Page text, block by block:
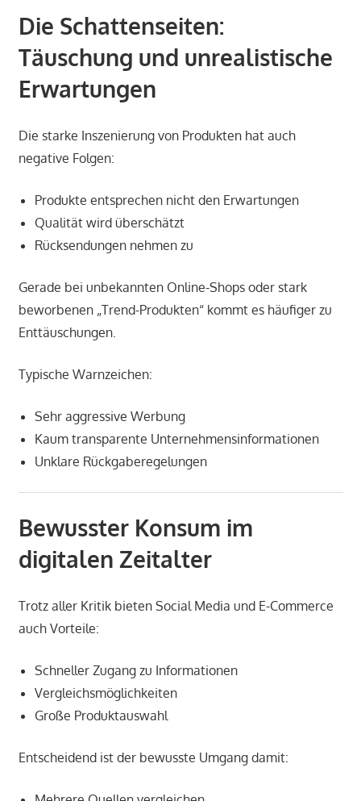
Die Schattenseiten:
Täuschung und unrealistische
Erwartungen
Die starke Inszenierung von Produkten hat auch
negative Folgen:
Produkte entsprechen nicht den Erwartungen
Qualität wird überschätzt
Rücksendungen nehmen zu
Gerade bei unbekannten Online-Shops oder stark
beworbenen „Trend-Produkten“ kommt es häufiger zu
Enttäuschungen.
Typische Warnzeichen:
Sehr aggressive Werbung
Kaum transparente Unternehmensinformationen
Unklare Rückgaberegelungen
Bewusster Konsum im
digitalen Zeitalter
Trotz aller Kritik bieten Social Media und E-Commerce
auch Vorteile:
Schneller Zugang zu Informationen
Vergleichsmöglichkeiten
Große Produktauswahl
Entscheidend ist der bewusste Umgang damit: